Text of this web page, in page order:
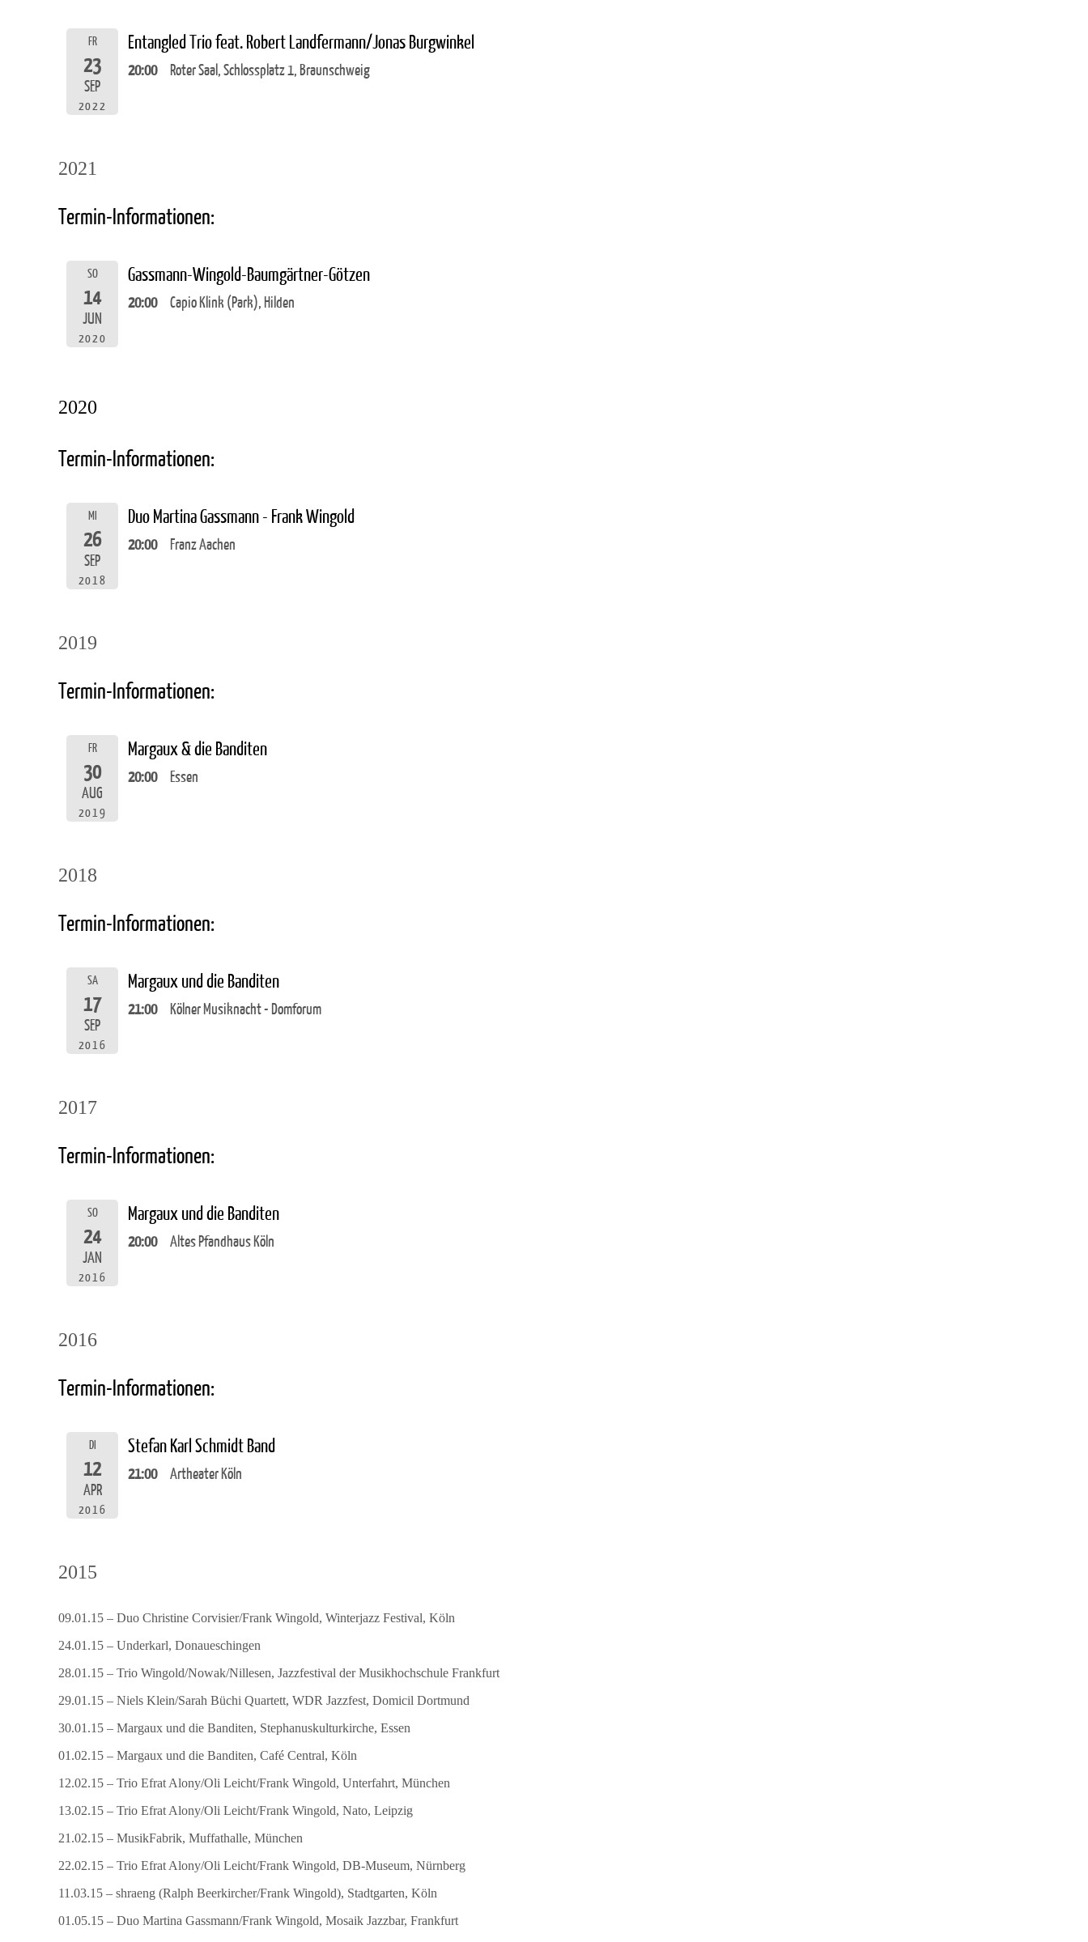
FR
23
SEP
2022
Entangled Trio feat. Robert Landfermann/Jonas Burgwinkel
20:00 Roter Saal, Schlossplatz 1, Braunschweig
2021
Termin-Informationen:
SO
14
JUN
2020
Gassmann-Wingold-Baumgärtner-Götzen
20:00 Capio Klink (Park), Hilden
2020
Termin-Informationen:
MI
26
SEP
2018
Duo Martina Gassmann - Frank Wingold
20:00 Franz Aachen
2019
Termin-Informationen:
FR
30
AUG
2019
Margaux & die Banditen
20:00 Essen
2018
Termin-Informationen:
SA
17
SEP
2016
Margaux und die Banditen
21:00 Kölner Musiknacht - Domforum
2017
Termin-Informationen:
SO
24
JAN
2016
Margaux und die Banditen
20:00 Altes Pfandhaus Köln
2016
Termin-Informationen:
DI
12
APR
2016
Stefan Karl Schmidt Band
21:00 Artheater Köln
2015
09.01.15 – Duo Christine Corvisier/Frank Wingold, Winterjazz Festival, Köln
24.01.15 – Underkarl, Donaueschingen
28.01.15 – Trio Wingold/Nowak/Nillesen, Jazzfestival der Musikhochschule Frankfurt
29.01.15 – Niels Klein/Sarah Büchi Quartett, WDR Jazzfest, Domicil Dortmund
30.01.15 – Margaux und die Banditen, Stephanuskulturkirche, Essen
01.02.15 – Margaux und die Banditen, Café Central, Köln
12.02.15 – Trio Efrat Alony/Oli Leicht/Frank Wingold, Unterfahrt, München
13.02.15 – Trio Efrat Alony/Oli Leicht/Frank Wingold, Nato, Leipzig
21.02.15 – MusikFabrik, Muffathalle, München
22.02.15 – Trio Efrat Alony/Oli Leicht/Frank Wingold, DB-Museum, Nürnberg
11.03.15 – shraeng (Ralph Beerkircher/Frank Wingold), Stadtgarten, Köln
01.05.15 – Duo Martina Gassmann/Frank Wingold, Mosaik Jazzbar, Frankfurt